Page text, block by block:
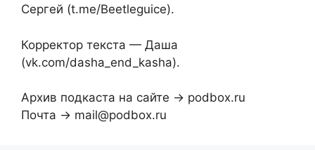
Сергей (t.me/Beetleguice).
Корректор текста — Даша
(vk.com/dasha_end_kasha).
Архив подкаста на сайте → podbox.ru
Почта → mail@podbox.ru